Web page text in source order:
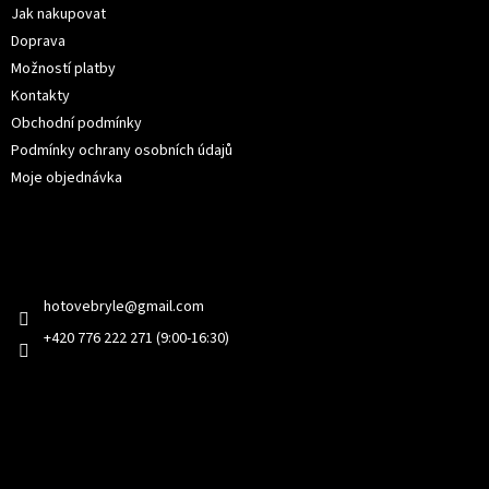
Jak nakupovat
Doprava
Možností platby
Kontakty
Obchodní podmínky
Podmínky ochrany osobních údajů
Moje objednávka
hotovebryle@gmail.com
+420 776 222 271 (9:00-16:30)